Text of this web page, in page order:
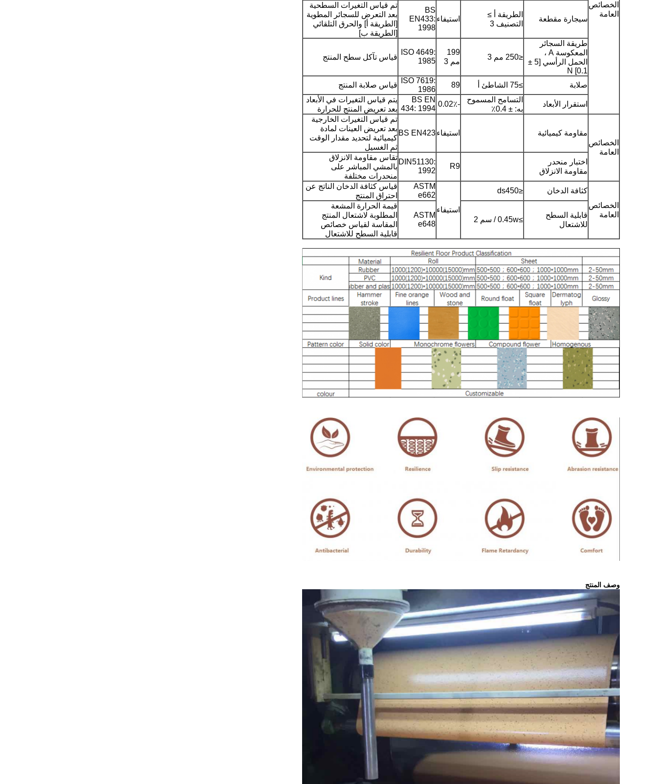
الخصائص
العامة
سيجارة مقطعة
الطريقة أ ≥
التصنيف 3
استيفاء
BS
EN433:
1998
تم قياس التغيرات السطحية
بعد التعرض للسجائر المطوية
[الطريقة أ] والحرق التلقائي
[الطريقة ب]
طريقة السجائر
المعكوسة A ،
الحمل الرأسي [5 ±
0.1] N
≤250 مم 3
199
مم 3
ISO 4649:
1985
قياس تآكل سطح المنتج
صلابة ≥75 الشاطئ أ 89
ISO 7619:
1986
قياس صلابة المنتج
استقرار الأبعاد
التسامح المسموح
به: ± 0.4٪
-0.02٪
BS EN
434: 1994
يتم قياس التغيرات في الأبعاد
بعد تعريض المنتج للحرارة
الخصائص
العامة
مقاومة كيميائية استيفاءBS EN423
تم قياس التغيرات الخارجية
بعد تعريض العينات لمادة
كيميائية لتحديد مقدار الوقت
ثم الغسيل
اختبار منحدر
مقاومة الانزلاق
R9
DIN51130:
1992
تقاس مقاومة الانزلاق
بالمشي المباشر على
منحدرات مختلفة
الخصائص
العامة
كثافة الدخان ≤ds450
استيفاء
ASTM
e662
قياس كثافة الدخان الناتج عن
احتراق المنتج
قابلية السطح
للاشتعال
≥0.45w / سم 2
ASTM
e648
قيمة الحرارة المشعة
المطلوبة لاشتعال المنتج
المقاسة لقياس خصائص
قابلية السطح للاشتعال
وصف المنتج